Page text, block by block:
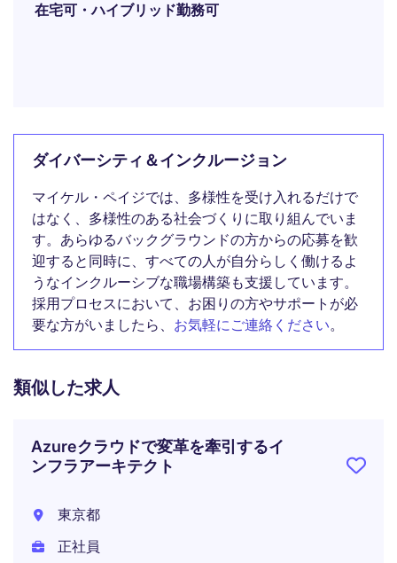
在宅可・ハイブリッド勤務可
ダイバーシティ＆インクルージョン
マイケル・ペイジでは、多様性を受け入れるだけで
はなく、多様性のある社会づくりに取り組んでいま
す。あらゆるバックグラウンドの方からの応募を歓
迎すると同時に、すべての人が自分らしく働けるよ
うなインクルーシブな職場構築も支援しています。
採用プロセスにおいて、お困りの方やサポートが必
要な方がいましたら、 お気軽にご連絡ください。
類似した求人
Azureクラウドで変革を牽引するイ
ンフラアーキテクト
東京都
正社員